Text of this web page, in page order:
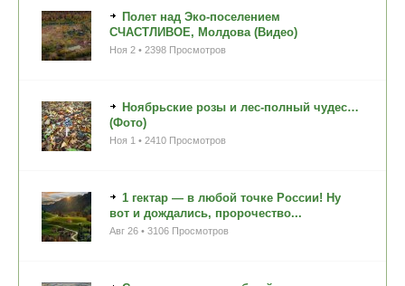
Полет над Эко-поселением
СЧАСТЛИВОЕ, Молдова (Видео)
Ноя 2 • 2398 Просмотров
Ноябрьские розы и лес-полный чудес…
(Фото)
Ноя 1 • 2410 Просмотров
1 гектар — в любой точке России! Ну
вот и дождались, пророчество...
Авг 26 • 3106 Просмотров